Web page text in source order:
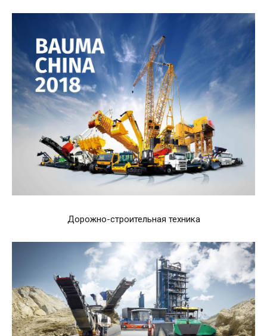
Дорожно-строительная техника